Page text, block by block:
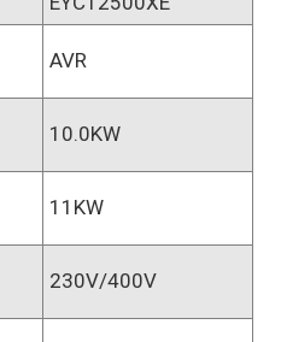
AVR
10.0KW
11KW
230V/400V